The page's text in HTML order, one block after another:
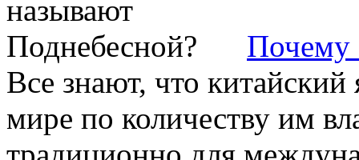
Почему
Все знают, что
мире по количеству им